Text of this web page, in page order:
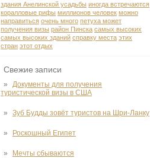
здания Анелинской усадьбы иногда встречаются
коралловые рифы миллионов человек можно
направиться очень много петуха может
получения визы район Пинска самых высоких
самых высоких зданий справку места этих
стран этот отдых
Свежие записи
Документы для получения
туристической визы в США
Зуб Будды зовёт туристов на Шри-Ланку
Роскошный Египет
Мечты сбываются